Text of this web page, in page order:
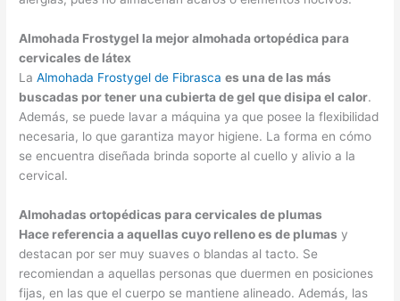
Almohada Frostygel la mejor almohada ortopédica para
cervicales de látex
La Almohada Frostygel de Fibrasca es una de las más
buscadas por tener una cubierta de gel que disipa el calor.
Además, se puede lavar a máquina ya que posee la flexibilidad
necesaria, lo que garantiza mayor higiene. La forma en cómo
se encuentra diseñada brinda soporte al cuello y alivio a la
cervical.
Almohadas ortopédicas para cervicales de plumas
Hace referencia a aquellas cuyo relleno es de plumas y
destacan por ser muy suaves o blandas al tacto. Se
recomiendan a aquellas personas que duermen en posiciones
fijas, en las que el cuerpo se mantiene alineado. Además, las